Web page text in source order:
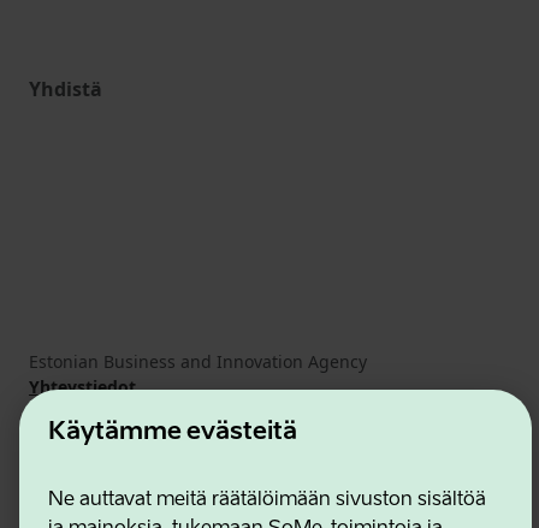
Käytämme evästeitä
Ne auttavat meitä räätälöimään sivuston sisältöä
Yhdistä
Estonian Business and Innovation Agency
Yhteystiedot
Käyttöehdot